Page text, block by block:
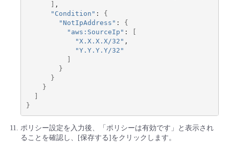
,
"Condition" : {
"NotIpAddress" : {
"aws:SourceIp" :
"X.X.X.X/32" ,
"Y.Y.Y.Y/32"
}
}
}
}
ポリシー設定を入力後、「ポリシーは有効です」と表示され
ることを確認し、[保存する]をクリックします。